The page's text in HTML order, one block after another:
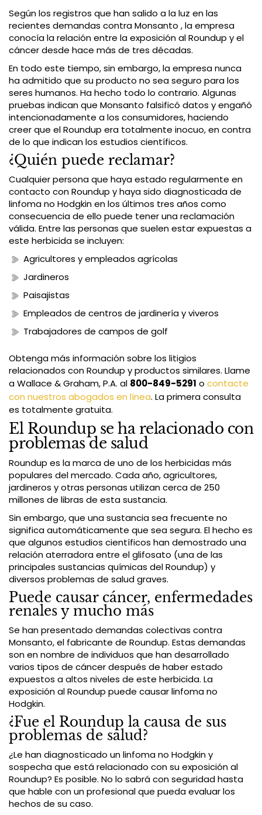
Según los registros que han salido a la luz en las
recientes demandas contra Monsanto , la empresa
conocía la relación entre la exposición al Roundup y el
cáncer desde hace más de tres décadas.
En todo este tiempo, sin embargo, la empresa nunca
ha admitido que su producto no sea seguro para los
seres humanos. Ha hecho todo lo contrario. Algunas
pruebas indican que Monsanto falsificó datos y engañó
intencionadamente a los consumidores, haciendo
creer que el Roundup era totalmente inocuo, en contra
de lo que indican los estudios científicos.
¿Quién puede reclamar?
Cualquier persona que haya estado regularmente en
contacto con Roundup y haya sido diagnosticada de
linfoma no Hodgkin en los últimos tres años como
consecuencia de ello puede tener una reclamación
válida. Entre las personas que suelen estar expuestas a
este herbicida se incluyen:
Agricultores y empleados agrícolas
Jardineros
Paisajistas
Empleados de centros de jardinería y viveros
Trabajadores de campos de golf
Obtenga más información sobre los litigios
relacionados con Roundup y productos similares. Llame
a Wallace & Graham, P.A. al 800-849-5291 o contacte
con nuestros abogados en línea. La primera consulta
es totalmente gratuita.
El Roundup se ha relacionado con
problemas de salud
Roundup es la marca de uno de los herbicidas más
populares del mercado. Cada año, agricultores,
jardineros y otras personas utilizan cerca de 250
millones de libras de esta sustancia.
Sin embargo, que una sustancia sea frecuente no
significa automáticamente que sea segura. El hecho es
que algunos estudios científicos han demostrado una
relación aterradora entre el glifosato (una de las
principales sustancias químicas del Roundup) y
diversos problemas de salud graves.
Puede causar cáncer, enfermedades
renales y mucho más
Se han presentado demandas colectivas contra
Monsanto, el fabricante de Roundup. Estas demandas
son en nombre de individuos que han desarrollado
varios tipos de cáncer después de haber estado
expuestos a altos niveles de este herbicida. La
exposición al Roundup puede causar linfoma no
Hodgkin.
¿Fue el Roundup la causa de sus
problemas de salud?
¿Le han diagnosticado un linfoma no Hodgkin y
sospecha que está relacionado con su exposición al
Roundup? Es posible. No lo sabrá con seguridad hasta
que hable con un profesional que pueda evaluar los
hechos de su caso.